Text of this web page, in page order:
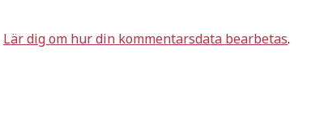
Lär dig om hur din kommentarsdata bearbetas.